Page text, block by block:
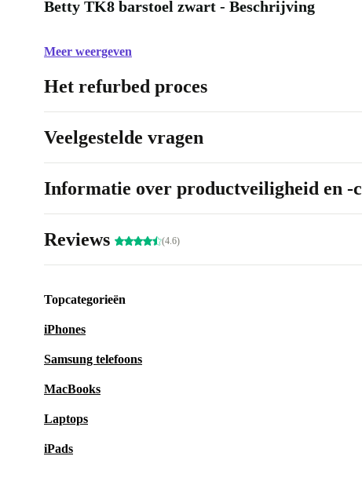
Betty TK8 barstoel zwart - Beschrijving
Meer weergeven
Het refurbed proces
Veelgestelde vragen
Informatie over productveiligheid en -
Reviews (4.6)
Topcategorieën
iPhones
Samsung telefoons
MacBooks
Laptops
iPads